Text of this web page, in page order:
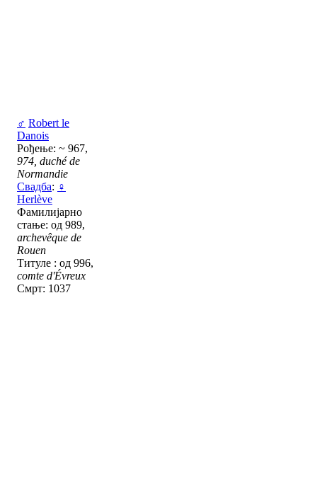
♂ Robert le
Danois
Рођење: ~ 967,
974, duché de
Normandie
Свадба: ♀
Herlève
Фамилијарно
стање: од 989,
archevêque de
Rouen
Титуле : од 996,
comte d'Évreux
Смрт: 1037